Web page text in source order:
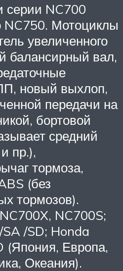
серии NC700
NC750. Мотоциклы
увеличенного
балансирный вал,
новый выхлоп,
передачи на
бортовой
средний
пр.),
тормоза,
(без
тормозов).
NC700S;
/SD; Honda
(Япония, Европа,
Океания).